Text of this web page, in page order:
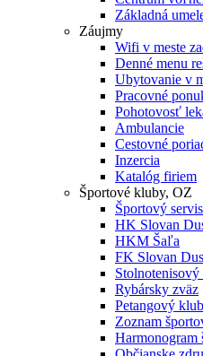
Základná
Záujmy
Wifi v meste
Denné menu
Ubytovanie v
Pracovné
Pohotovosť
Ambulancie
Cestovné
Inzercia
Katalóg firiem
Športové kluby, OZ
Športový
HK Slovan
HKM Šaľa
FK Slovan
Rybársky zväz
Petangový klub
Zoznam
Harmonogram